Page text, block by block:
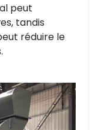
peut
tandis
réduire le